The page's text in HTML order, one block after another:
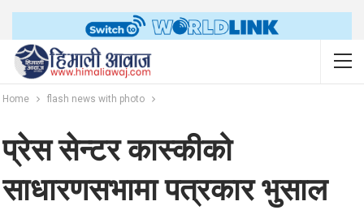
Home flash news with photo
प्रेस सेन्टर कास्कीको
साधारणसभामा पत्रकार भुसाल